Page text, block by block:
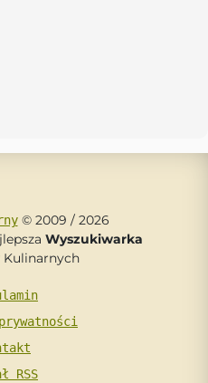
© 2009 / 2026
Wyszukiwarka
Kulinarnych
RSS